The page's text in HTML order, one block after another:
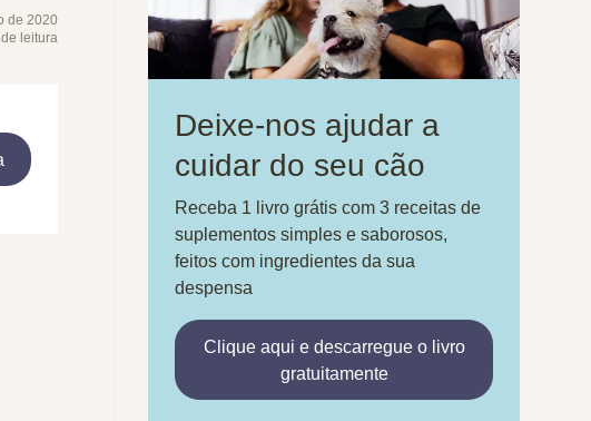
de 2020
leitura
Deixe-nos ajudar a
cuidar do seu cão
Receba 1 livro grátis com 3 receitas de
suplementos simples e saborosos,
feitos com ingredientes da sua
despensa
Clique aqui e descarregue o livro
gratuitamente